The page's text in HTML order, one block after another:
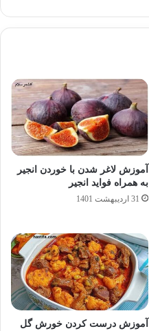
آموزش لاغر شدن با خوردن انجیر
به همراه فواید انجیر
31 اردیبهشت 1401
آموزش درست کردن خورش گل